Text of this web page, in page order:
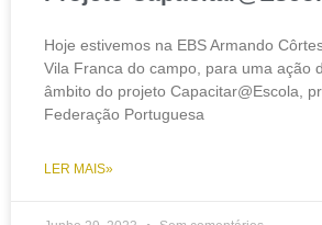
Hoje estivemos na EBS Armando
Vila Franca do campo, para uma ação
âmbito do projeto Capacitar@Escola,
Federação Portuguesa
LER MAIS»